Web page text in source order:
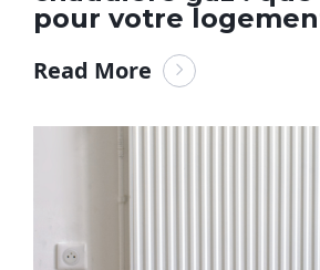
pour votre
Read More